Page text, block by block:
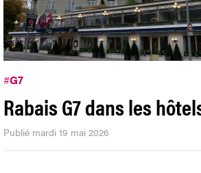
#G7
Rabais G7 dans les
Publié mardi 19 mai 2026